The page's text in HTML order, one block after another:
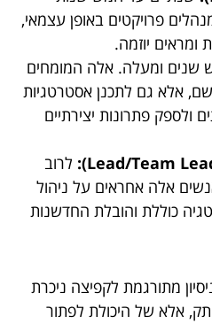
פרויקטים באופן עצמאי,
ומראים יוזמה.
שנים ומעלה. אלה המומחים
אלא גם לתכנן אסטרטגיות
ולספק פתרונות יצירתיים
לרוב
אלה אחראים על ניהול
כוללת והובלת החדשנות
מתורגמת לקפיצה ניכרת
אלא של היכולת לפתור